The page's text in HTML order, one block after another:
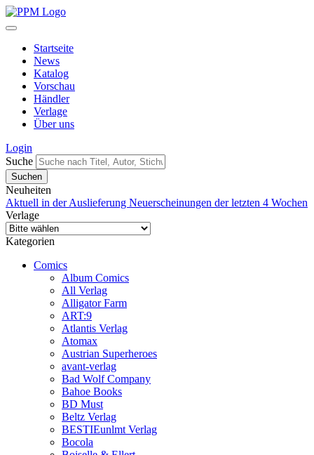
Startseite
News
Katalog
Vorschau
Händler
Verlage
Über uns
Login
Suche
Neuheiten
Aktuell in der Auslieferung Neuerscheinungen der letzten 4 Wochen
Verlage
Kategorien
Comics
Album Comics
All Verlag
Alligator Farm
ART:9
Atlantis Verlag
Atomax
Austrian Superheroes
avant-verlag
Bad Wolf Company
Bahoe Books
BD Must
Beltz Verlag
BESTIEunlmt Verlag
Bocola